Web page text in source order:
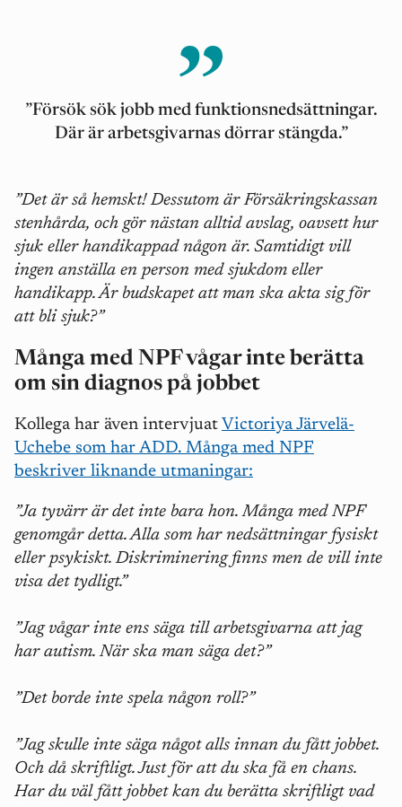
”Försök sök jobb med funktionsnedsättningar.
Där är arbetsgivarnas dörrar stängda.”
”Det är så hemskt! Dessutom är Försäkringskassan
stenhårda, och gör nästan alltid avslag, oavsett hur
sjuk eller handikappad någon är. Samtidigt vill
ingen anställa en person med sjukdom eller
handikapp. Är budskapet att man ska akta sig för
att bli sjuk?”
Många med NPF vågar inte berätta
om sin diagnos på jobbet
Kollega har även intervjuat Victoriya Järvelä-
Uchebe som har ADD. Många med NPF
beskriver liknande utmaningar:
”Ja tyvärr är det inte bara hon. Många med NPF
genomgår detta. Alla som har nedsättningar fysiskt
eller psykiskt. Diskriminering finns men de vill inte
visa det tydligt.”
”Jag vågar inte ens säga till arbetsgivarna att jag
har autism. När ska man säga det?”
”Det borde inte spela någon roll?”
”Jag skulle inte säga något alls innan du fått jobbet.
Och då skriftligt. Just för att du ska få en chans.
Har du väl fått jobbet kan du berätta skriftligt vad